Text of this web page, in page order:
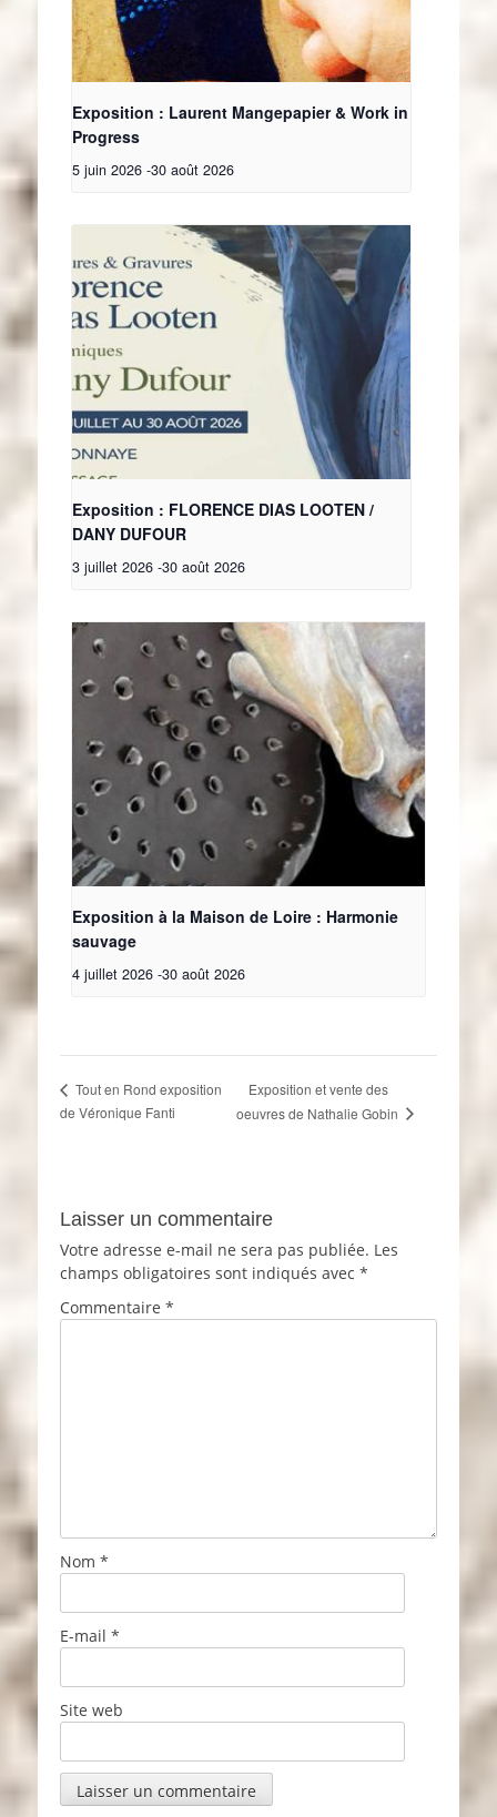
Exposition : Laurent Mangepapier & Work in
Progress
5 juin 2026 -30 août 2026
Exposition : FLORENCE DIAS LOOTEN /
DANY DUFOUR
3 juillet 2026 -30 août 2026
Exposition à la Maison de Loire : Harmonie
sauvage
4 juillet 2026 -30 août 2026
Tout en Rond exposition
de Véronique Fanti
Exposition et vente des
oeuvres de Nathalie Gobin
Laisser un commentaire
Votre adresse e-mail ne sera pas publiée. Les
champs obligatoires sont indiqués avec *
Commentaire *
Nom *
E-mail *
Site web